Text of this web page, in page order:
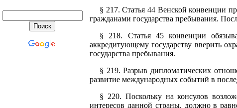
§ 217. Статья 44 Венской конвенции
гражданами государства пребывания.
§ 218. Статья 45 конвенции
аккредитующему государству вверить
государства пребывания.
§ 219. Разрыв дипломатических
развитие международных событий в
§ 220. Поскольку на консулов
интересов данной страны, должно в